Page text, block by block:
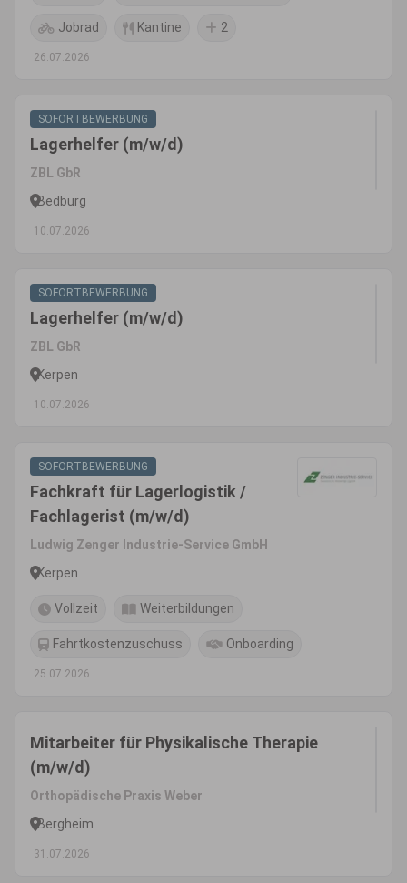
Jobrad Kantine 2
26.07.2026
SOFORTBEWERBUNG
Lagerhelfer (m/w/d)
ZBL GbR
Bedburg
10.07.2026
SOFORTBEWERBUNG
Lagerhelfer (m/w/d)
ZBL GbR
Kerpen
10.07.2026
SOFORTBEWERBUNG
Fachkraft für Lagerlogistik /
Fachlagerist (m/w/d)
Ludwig Zenger Industrie-Service GmbH
Kerpen
Vollzeit Weiterbildungen
Fahrtkostenzuschuss Onboarding
25.07.2026
Mitarbeiter für Physikalische Therapie
(m/w/d)
Orthopädische Praxis Weber
Bergheim
31.07.2026